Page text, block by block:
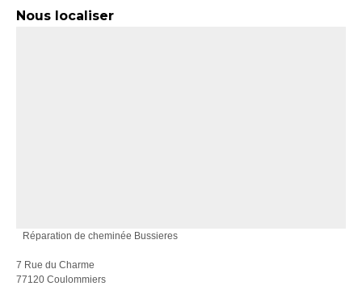
Nous localiser
Réparation de cheminée Bussieres
7 Rue du Charme
77120 Coulommiers